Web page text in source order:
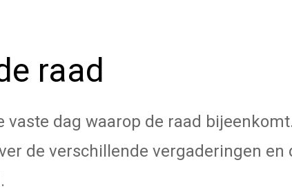
raad
vaste dag waarop de raad
de verschillende vergaderingen en